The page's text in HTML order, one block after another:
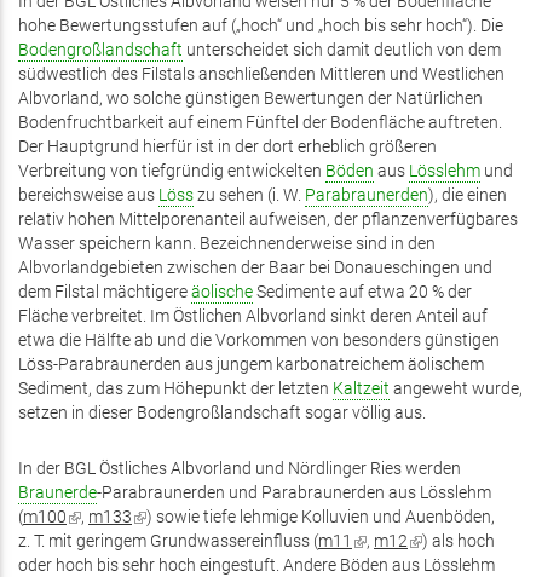
hohe Bewertungsstufen auf („hoch“ und „hoch bis sehr hoch“). Die
Bodengroßlandschaft unterscheidet sich damit deutlich von dem
südwestlich des Filstals anschließenden Mittleren und Westlichen
Albvorland, wo solche günstigen Bewertungen der Natürlichen
Bodenfruchtbarkeit auf einem Fünftel der Bodenfläche auftreten.
Der Hauptgrund hierfür ist in der dort erheblich größeren
Verbreitung von tiefgründig entwickelten Böden aus Lösslehm und
bereichsweise aus Lösszu sehen (i. W. Parabraunerden), die einen
relativ hohen Mittelporenanteil aufweisen, der pflanzenverfügbares
Wasser speichern kann. Bezeichnenderweise sind in den
Albvorlandgebieten zwischen der Baar bei Donaueschingen und
dem Filstal mächtigereäolischeSedimente auf etwa 20 % der
Fläche verbreitet. Im Östlichen Albvorland sinkt deren Anteil auf
etwa die Hälfte ab und die Vorkommen von besonders günstigen
Löss-Parabraunerden aus jungem karbonatreichem äolischem
Sediment, das zum Höhepunkt der letzten Kaltzeit angeweht wurde,
setzen in dieser Bodengroßlandschaft sogar völlig aus.
In der BGL Östliches Albvorland und Nördlinger Ries werden
Braunerde-Parabraunerden und Parabraunerden aus Lösslehm
(m100(Link
ist
extern)
, m133(Link
ist
extern)
) sowie tiefe lehmige Kolluvien und Auenböden,
z. T. mit geringem Grundwassereinfluss (m11 (Link
ist
, m12(Link
ist
) als hoch
oder hoch bis sehr hoch eingestuft. Andere Böden aus Lösslehm